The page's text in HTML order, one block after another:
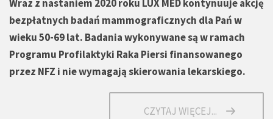
Wraz z nastaniem 2020 roku LUX MED kontynuuje akcję
bezpłatnych badań mammograficznych dla Pań w
wieku 50-69 lat. Badania wykonywane są w ramach
Programu Profilaktyki Raka Piersi finansowanego
przez NFZ i nie wymagają skierowania lekarskiego.
CZYTAJ WIĘCEJ...